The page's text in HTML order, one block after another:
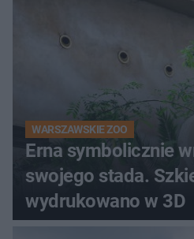
WARSZAWSKIE ZOO
Erna symbolicznie
swojego stada.
wydrukowano w 3D